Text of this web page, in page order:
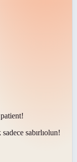
patient!
sadece sabırlıolun!